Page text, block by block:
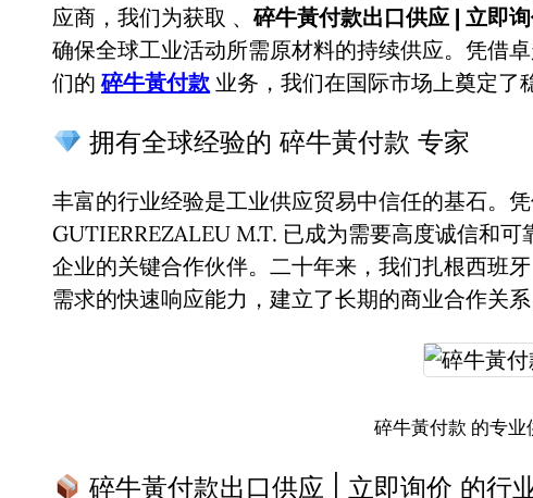
应商，我们为获取 、 碎牛黃付款出口供应 | 立即
确保全球工业活动所需原材料的持续供应。凭借
们的 碎牛黃付款 业务，我们在国际市场上奠定了
拥有全球经验的 碎牛黃付款 专家
丰富的行业经验是工业供应贸易中信任的基石。
GUTIERREZALEU M.T. 已成为需要高度诚信和可
企业的关键合作伙伴。二十年来，我们扎根西班
需求的快速响应能力，建立了长期的商业合作关系
碎牛黃付款 的专业
碎牛黃付款出口供应 | 立即询价 的行